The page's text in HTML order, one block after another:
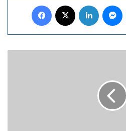
Facebook LinkedIn